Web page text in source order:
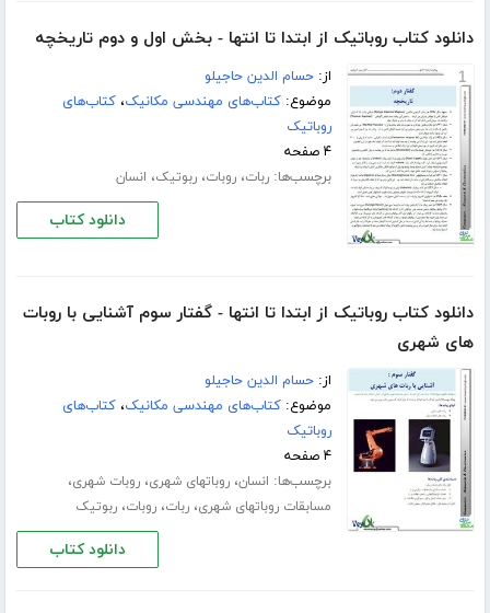
دانلود کتاب روباتیک از ابتدا تا انتها - بخش اول و دوم تاریخچه
از:حسام الدین حاجیلو
موضوع:کتاب‌های مهندسی مکانیک،کتاب‌های
روباتیک
۴ صفحه
برچسب‌ها:ربات،روبات،ربوتیک، انسان
دانلود کتاب
دانلود کتاب روباتیک از ابتدا تا انتها - گفتار سوم آشنایی با روبات
های شهری
از:حسام الدین حاجیلو
موضوع:کتاب‌های مهندسی مکانیک،کتاب‌های
روباتیک
۴ صفحه
برچسب‌ها: انسان،روباتهای شهری،روبات شهری،
مسابقات روباتهای شهری،ربات،روبات،ربوتیک
دانلود کتاب